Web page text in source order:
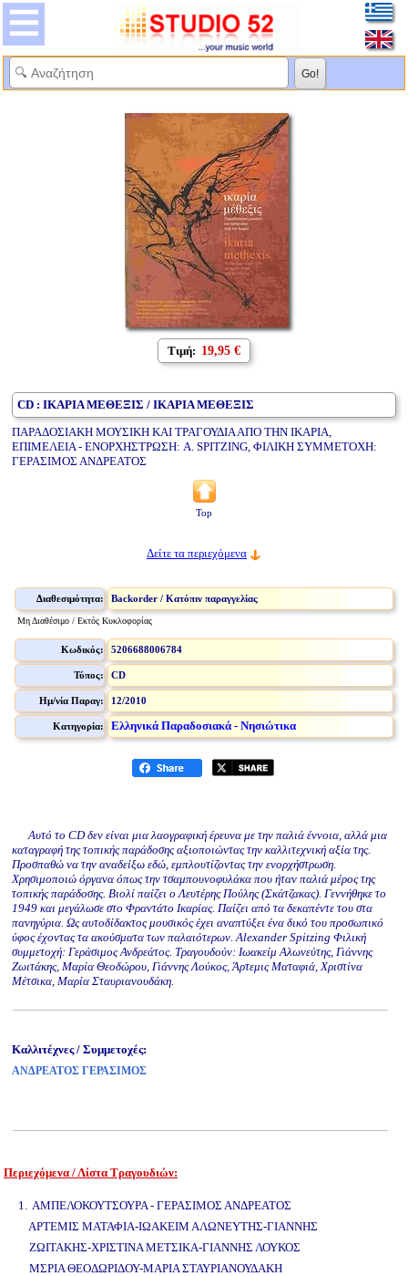
Τιμή: 19,95 €
CD : ΙΚΑΡΙΑ ΜΕΘΕΞΙΣ / ΙΚΑΡΙΑ ΜΕΘΕΞΙΣ
ΠΑΡΑΔΟΣΙΑΚΗ ΜΟΥΣΙΚΗ ΚΑΙ ΤΡΑΓΟΥΔΙΑ ΑΠΟ ΤΗΝ ΙΚΑΡΙΑ,
ΕΠΙΜΕΛΕΙΑ - ΕΝΟΡΧΗΣΤΡΩΣΗ: A. SPITZING, ΦΙΛΙΚΗ ΣΥΜΜΕΤΟΧΗ:
ΓΕΡΑΣΙΜΟΣ ΑΝΔΡΕΑΤΟΣ
Top
Δείτε τα περιεχόμενα
Διαθεσιμότητα: Backorder / Κατόπιν παραγγελίας
Μη Διαθέσιμο / Εκτός Κυκλοφορίας
Κωδικός: 5206688006784
Τύπος: CD
Ημ/νία Παραγ: 12/2010
Κατηγορία: Ελληνικά Παραδοσιακά - Νησιώτικα
Αυτό το CD δεν είναι μια λαογραφική έρευνα με την παλιά έννοια, αλλά μια
καταγραφή της τοπικής παράδοσης αξιοποιώντας την καλλιτεχνική αξία της.
Προσπαθώ να την αναδείξω εδώ, εμπλουτίζοντας την ενορχήστρωση.
Χρησιμοποιώ όργανα όπως την τσαμπουνοφυλάκα που ήταν παλιά μέρος της
τοπικής παράδοσης. Βιολί παίζει ο Λευτέρης Πούλης (Σκάτζακας). Γεννήθηκε το
1949 και μεγάλωσε στο Φραντάτο Ικαρίας. Παίζει από τα δεκαπέντε του στα
πανηγύρια. Ως αυτοδίδακτος μουσικός έχει αναπτύξει ένα δικό του προσωπικό
ύφος έχοντας τα ακούσματα των παλαιότερων. Alexander Spitzing Φιλική
συμμετοχή: Γεράσιμος Ανδρεάτος. Τραγουδούν: Ιωακείμ Αλωνεύτης, Γιάννης
Ζωιτάκης, Μαρία Θεοδώρου, Γιάννης Λούκος, Άρτεμις Ματαφιά, Χριστίνα
Μέτσικα, Μαρία Σταυριανουδάκη.
Καλλιτέχνες / Συμμετοχές:
ΑΝΔΡΕΑΤΟΣ ΓΕΡΑΣΙΜΟΣ
Περιεχόμενα / Λίστα Τραγουδιών:
1. ΑΜΠΕΛΟΚΟΥΤΣΟΥΡΑ - ΓΕΡΑΣΙΜΟΣ ΑΝΔΡΕΑΤΟΣ
ΑΡΤΕΜΙΣ ΜΑΤΑΦΙΑ-ΙΩΑΚΕΙΜ ΑΛΩΝΕΥΤΗΣ-ΓΙΑΝΝΗΣ
ΖΩΙΤΑΚΗΣ-ΧΡΙΣΤΙΝΑ ΜΕΤΣΙΚΑ-ΓΙΑΝΝΗΣ ΛΟΥΚΟΣ
ΜΣΡΙΑ ΘΕΟΔΩΡΙΔΟΥ-ΜΑΡΙΑ ΣΤΑΥΡΙΑΝΟΥΔΑΚΗ